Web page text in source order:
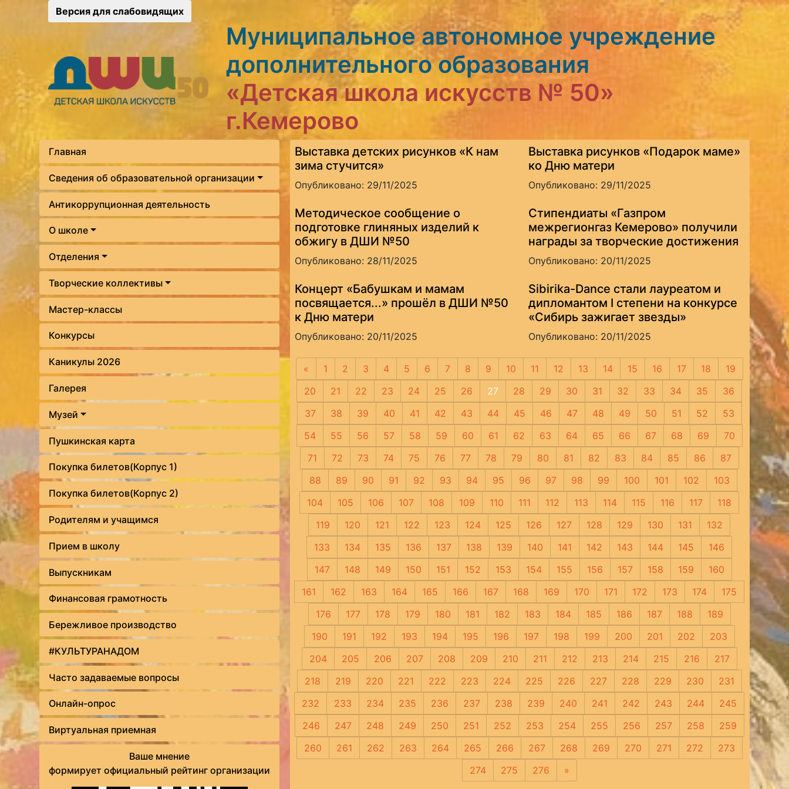
Версия для слабовидящих
Муниципальное автономное учреждение
дополнительного образования
«Детская школа искусств № 50»
г.Кемерово
Главная
Сведения об образовательной организации
Антикоррупционная деятельность
О школе
Отделения
Творческие коллективы
Мастер-классы
Конкурсы
Каникулы 2026
Галерея
Музей
Пушкинская карта
Покупка билетов(Корпус 1)
Покупка билетов(Корпус 2)
Родителям и учащимся
Прием в школу
Выпускникам
Финансовая грамотность
Бережливое производство
#КУЛЬТУРАНАДОМ
Часто задаваемые вопросы
Онлайн-опрос
Виртуальная приемная
Ваше мнение
формирует официальный рейтинг организации
Выставка детских рисунков «К нам
зима стучится»
Опубликовано: 29/11/2025
Выставка рисунков «Подарок маме»
ко Дню матери
Опубликовано: 29/11/2025
Методическое сообщение о
подготовке глиняных изделий к
обжигу в ДШИ №50
Опубликовано: 28/11/2025
Стипендиаты «Газпром
межрегионгаз Кемерово» получили
награды за творческие достижения
Опубликовано: 20/11/2025
Концерт «Бабушкам и мамам
посвящается...» прошёл в ДШИ №50
к Дню матери
Опубликовано: 20/11/2025
Sibirika-Dance стали лауреатом и
дипломантом I степени на конкурсе
«Сибирь зажигает звезды»
Опубликовано: 20/11/2025
« Предыдущая
1 2 3 4 5 6 7 8 9 10 11 12 13 14 15 16 17 18
19
20
21 22 23 24 25 26 27 28 29 30 31 32 33 34 35
36
37
38 39 40 41 42 43 44 45 46 47 48 49 50 51 52
53
54
55 56 57 58 59 60 61 62 63 64 65 66 67 68 69
70
71
72 73 74 75 76 77 78 79 80 81 82 83 84 85 86
87
88
89 90 91 92 93 94 95 96 97 98 99 100 101 102
103
104
105 106 107 108 109 110 111 112 113 114 115 116 117
118
119
120 121 122 123 124 125 126 127 128 129 130 131
132
133
134 135 136 137 138 139 140 141 142 143 144 145
146
147
148 149 150 151 152 153 154 155 156 157 158 159
160
161
162 163 164 165 166 167 168 169 170 171 172 173 174
175
176
177 178 179 180 181 182 183 184 185 186 187 188
189
190
191 192 193 194 195 196 197 198 199 200 201 202
203
204
205 206 207 208 209 210 211 212 213 214 215 216
217
218
219 220 221 222 223 224 225 226 227 228 229 230
231
232
233 234 235 236 237 238 239 240 241 242 243 244
245
246
247 248 249 250 251 252 253 254 255 256 257 258
259
260
261 262 263 264 265 266 267 268 269 270 271 272
273
274
275 276 »